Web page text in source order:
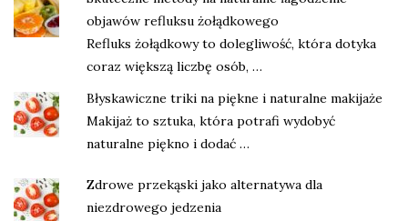
objawów refluksu żołądkowego
Refluks żołądkowy to dolegliwość, która dotyka
coraz większą liczbę osób, …
Błyskawiczne triki na piękne i naturalne makijaże
Makijaż to sztuka, która potrafi wydobyć
naturalne piękno i dodać …
Zdrowe przekąski jako alternatywa dla
niezdrowego jedzenia